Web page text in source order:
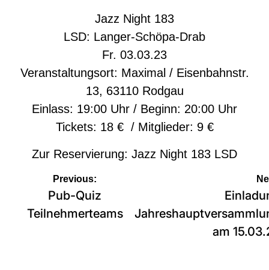
Jazz Night 183
LSD: Langer-Schöpa-Drab
Fr. 03.03.23
Veranstaltungsort: Maximal / Eisenbahnstr.
13, 63110 Rodgau
Einlass: 19:00 Uhr / Beginn: 20:00 Uhr
Tickets: 18 € / Mitglieder: 9 €
Zur Reservierung: Jazz Night 183 LSD
Beitragsnavigation
Previous:
Pub-Quiz
Teilnehmerteams
am